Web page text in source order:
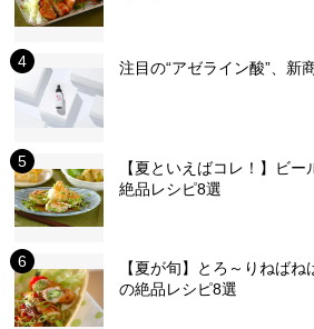
注目の“アゼライン酸”、新
【夏といえばコレ！】ビ
絶品レシピ8選
【夏が旬】とろ～りねば
の絶品レシピ8選